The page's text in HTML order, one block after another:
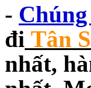
-
đi Tân
nhất,